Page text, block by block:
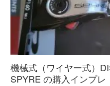
機械式（ワイヤー式）
SPYRE の購入インプレ